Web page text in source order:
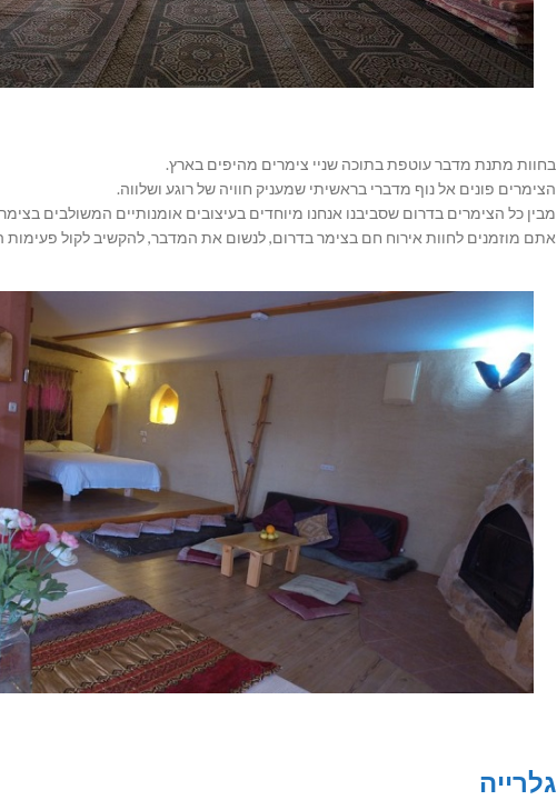
בחוות מתנת מדבר עוטפת בתוכה שניי צימרים מהיפים בארץ.
הצימרים פונים אל נוף מדברי בראשיתי שמעניק חוויה של רוגע ושלווה.
מבין כל הצימרים בדרום שסביבנו אנחנו מיוחדים בעיצובים אומנותיים המשולבים
אתם מוזמנים לחוות אירוח חם בצימר בדרום, לנשום את המדבר, להקשיב לקול
גלרייה